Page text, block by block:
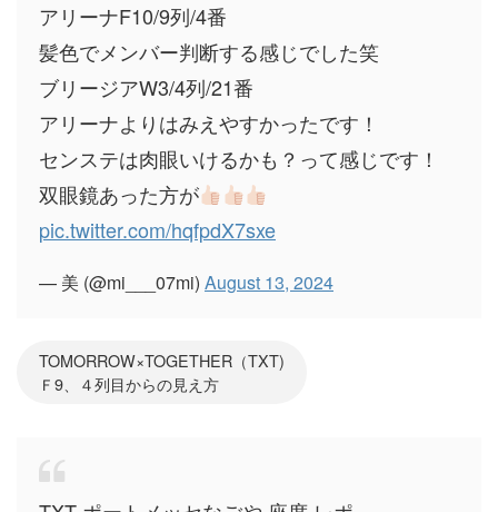
アリーナF10/9列/4番
髪色でメンバー判断する感じでした笑
ブリージアW3/4列/21番
アリーナよりはみえやすかったです！
センステは肉眼いけるかも？って感じです！
双眼鏡あった方が
pic.twitter.com/hqfpdX7sxe
— 美 (@mi___07mi) August 13, 2024
TOMORROW×TOGETHER（TXT)
Ｆ9、４列目からの見え方